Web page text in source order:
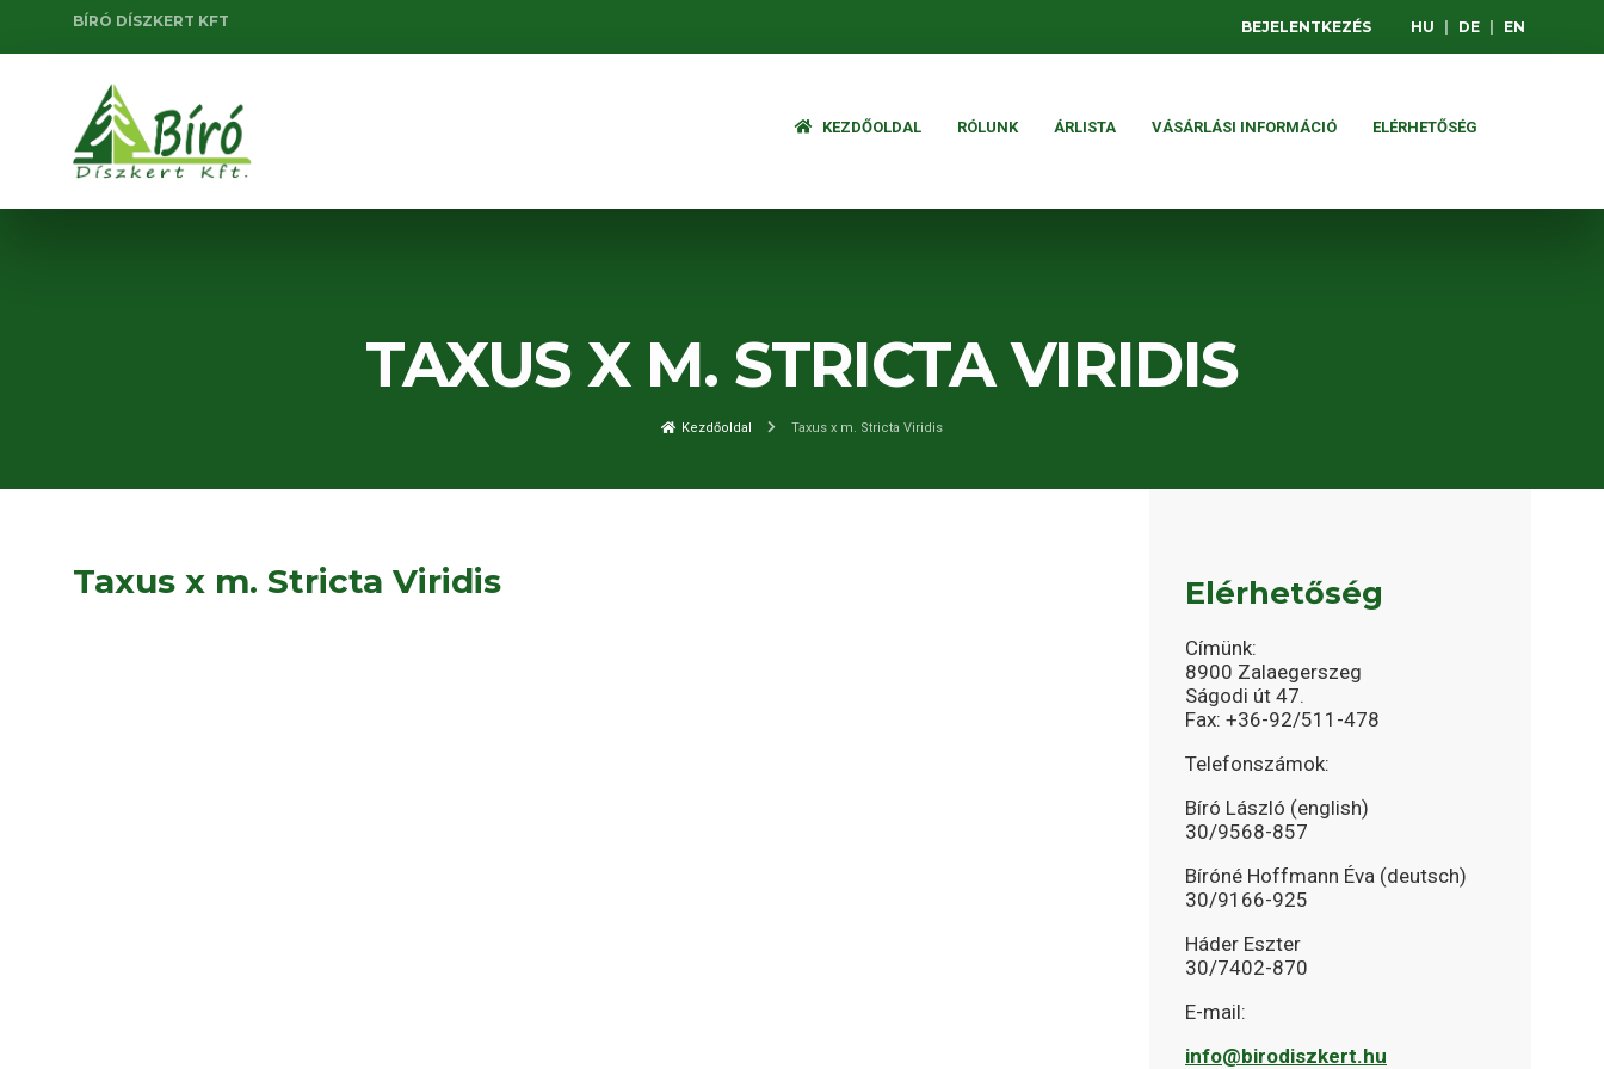
BÍRÓ DÍSZKERT KFT BEJELENTKEZÉS HU DE EN
KEZDŐOLDAL RÓLUNK ÁRLISTA VÁSÁRLÁSI INFORMÁCIÓ ELÉRHETŐSÉG
TAXUS X M. STRICTA VIRIDIS
Kezdőoldal Taxus x m. Stricta Viridis
Taxus x m. Stricta Viridis Elérhetőség
Címünk:
8900 Zalaegerszeg
Ságodi út 47.
Fax: +36-92/511-478
Telefonszámok:
Bíró László (english)
30/9568-857
Bíróné Hoffmann Éva (deutsch)
30/9166-925
Háder Eszter
30/7402-870
E-mail:
info@birodiszkert.hu